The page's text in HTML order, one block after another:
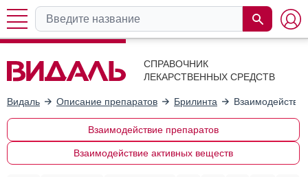
СПРАВОЧНИК
ЛЕКАРСТВЕННЫХ СРЕДСТВ
Видаль Описание препаратов Брилинта
Взаимодействие препаратов
Взаимодействие активных веществ